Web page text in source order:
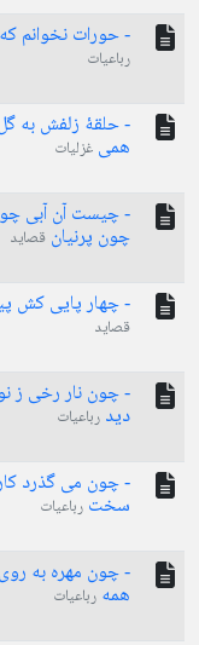
- حورات نخوانم که
رباعیات
- حلقۀ زلفش به گل
همی غزلیات
- چیست آن آبی
چون پرنیان قصاید
- چهار پایی کش
قصاید
- چون نار رخی ز
دید رباعیات
- چون می گذرد
سخت رباعیات
- چون مهره به
همه رباعیات